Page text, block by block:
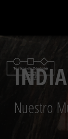
contenido
Nuestro